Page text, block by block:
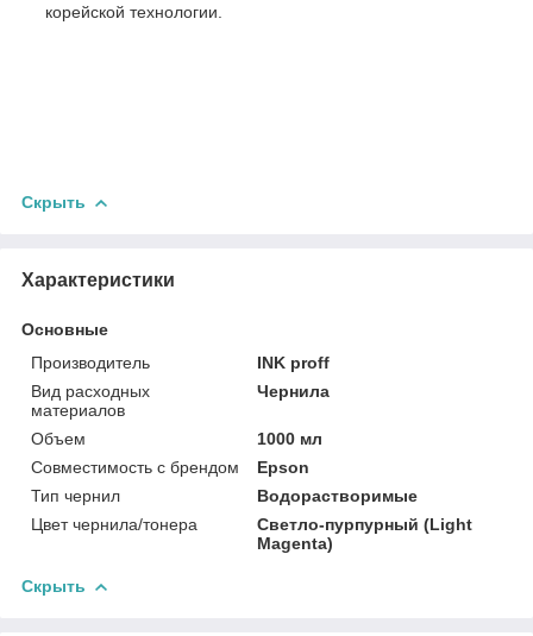
корейской технологии.
Скрыть
Характеристики
Основные
Производитель
INK proff
Вид расходных
материалов
Чернила
Объем
1000 мл
Совместимость с брендом
Epson
Тип чернил
Водорастворимые
Цвет чернила/тонера
Светло-пурпурный (Light
Magenta)
Скрыть